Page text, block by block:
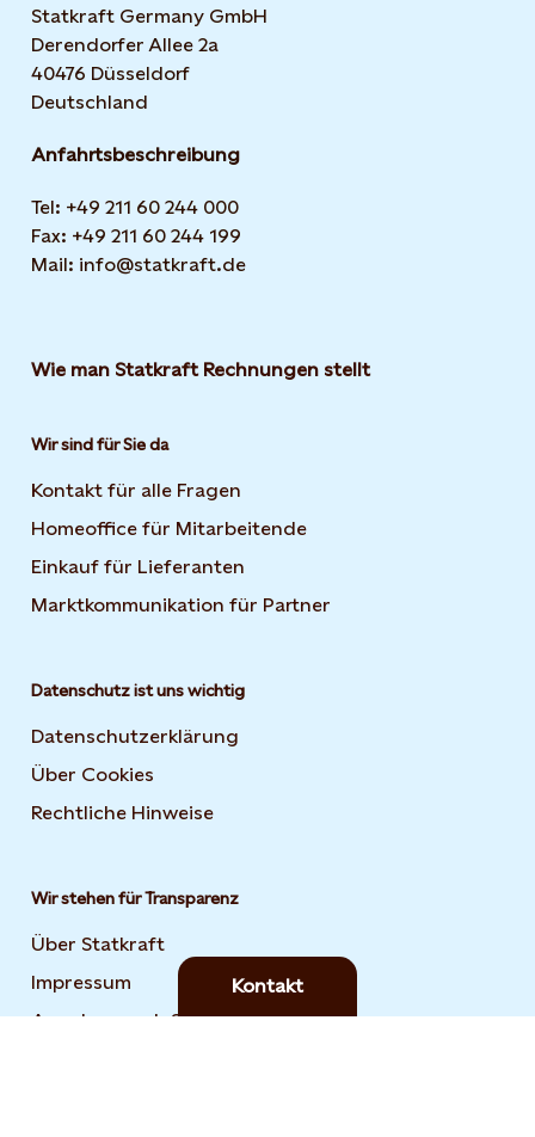
Kontakt
Statkraft Germany GmbH
Derendorfer Allee 2a
40476 Düsseldorf
Deutschland
Anfahrtsbeschreibung
Tel: +49 211 60 244 000
Fax: +49 211 60 244 199
Mail: info@statkraft.de
Wie man Statkraft Rechnungen stellt
Wir sind für Sie da
Kontakt für alle Fragen
Homeoffice für Mitarbeitende
Einkauf für Lieferanten
Marktkommunikation für Partner
Datenschutz ist uns wichtig
Datenschutzerklärung
Über Cookies
Rechtliche Hinweise
Wir stehen für Transparenz
Über Statkraft
Impressum
Angaben nach §37a HGB